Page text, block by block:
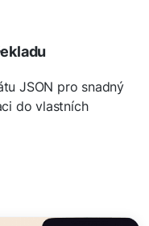
JSON pro snadný
do vlastních